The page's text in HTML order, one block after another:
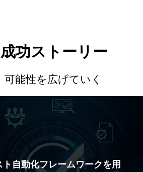
成功ストーリー
可能性を広げていく
自動化フレームワークを用